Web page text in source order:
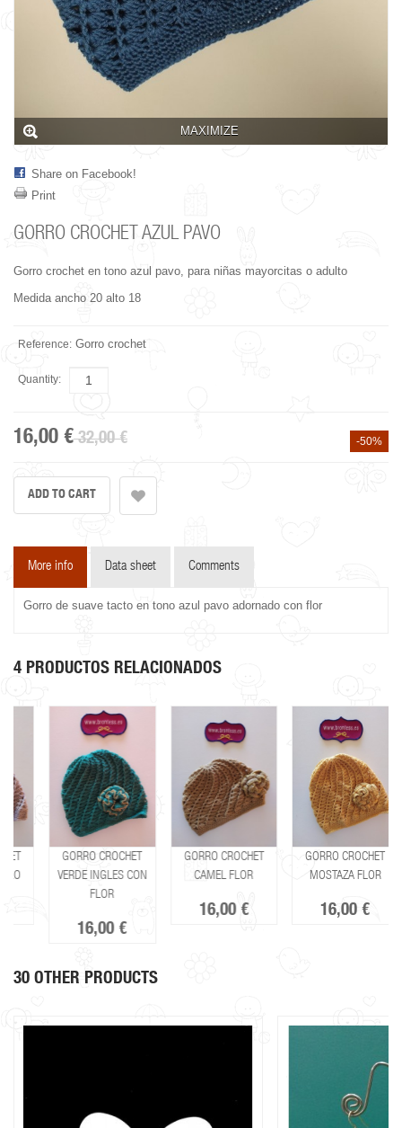
MAXIMIZE
Share on Facebook!
Print
GORRO CROCHET AZUL PAVO
Gorro crochet en tono azul pavo, para niñas mayorcitas o adulto
Medida ancho 20 alto 18
Reference: Gorro crochet
Quantity:
16,00 € 32,00 € -50%
More info Data sheet Comments
Gorro de suave tacto en tono azul pavo adornado con flor
4 PRODUCTOS RELACIONADOS
GORRO CROCHET
VERDE INGLES CON
FLOR
16,00 €
GORRO CROCHET
CAMEL FLOR
16,00 €
GORRO CROCHET
MOSTAZA FLOR
16,00 €
30 OTHER PRODUCTS